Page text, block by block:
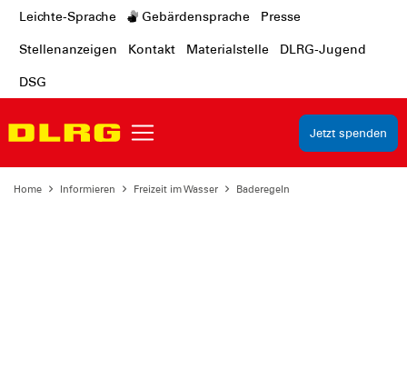
Leichte-Sprache Gebärdensprache Presse
Stellenanzeigen Kontakt Materialstelle DLRG-Jugend
DSG
Jetzt spenden
Home Informieren Freizeit im Wasser Baderegeln